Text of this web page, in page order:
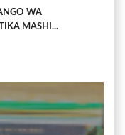
WA
MASHI...